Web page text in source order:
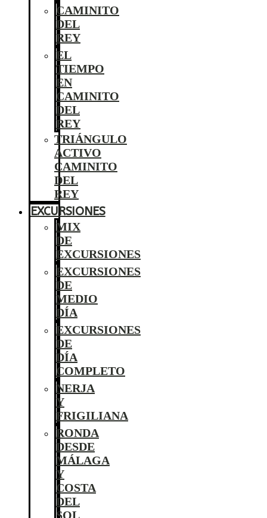
CAMINITO
DEL
REY
EL
TIEMPO
EN
CAMINITO
DEL
REY
TRIÁNGULO
ACTIVO
CAMINITO
DEL
REY
EXCURSIONES
MIX
DE
EXCURSIONES
EXCURSIONES
DE
MEDIO
DÍA
EXCURSIONES
DE
DÍA
COMPLETO
NERJA
Y
FRIGILIANA
RONDA
DESDE
MÁLAGA
Y
COSTA
DEL
SOL